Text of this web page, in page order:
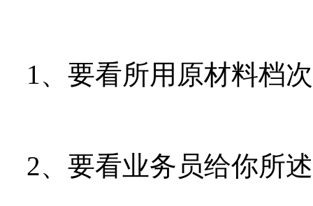
1、要看所用原材料档
2、要看业务员给你所